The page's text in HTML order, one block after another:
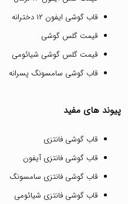
قاب گوشی ایفون ۱۲ دخترانه
قیمت گلس گوشی
قیمت گلس گوشی شیائومی
قاب گوشی سامسونگ پسرانه
پیوند های مفید
قاب گوشی فانتزی
قاب گوشی فانتزی آیفون
قاب گوشی فانتزی سامسونگ
قاب گوشی فانتزی شیائومی